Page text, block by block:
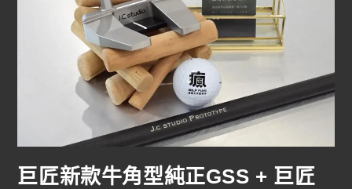
巨匠新款牛角型純正GSS + 巨匠